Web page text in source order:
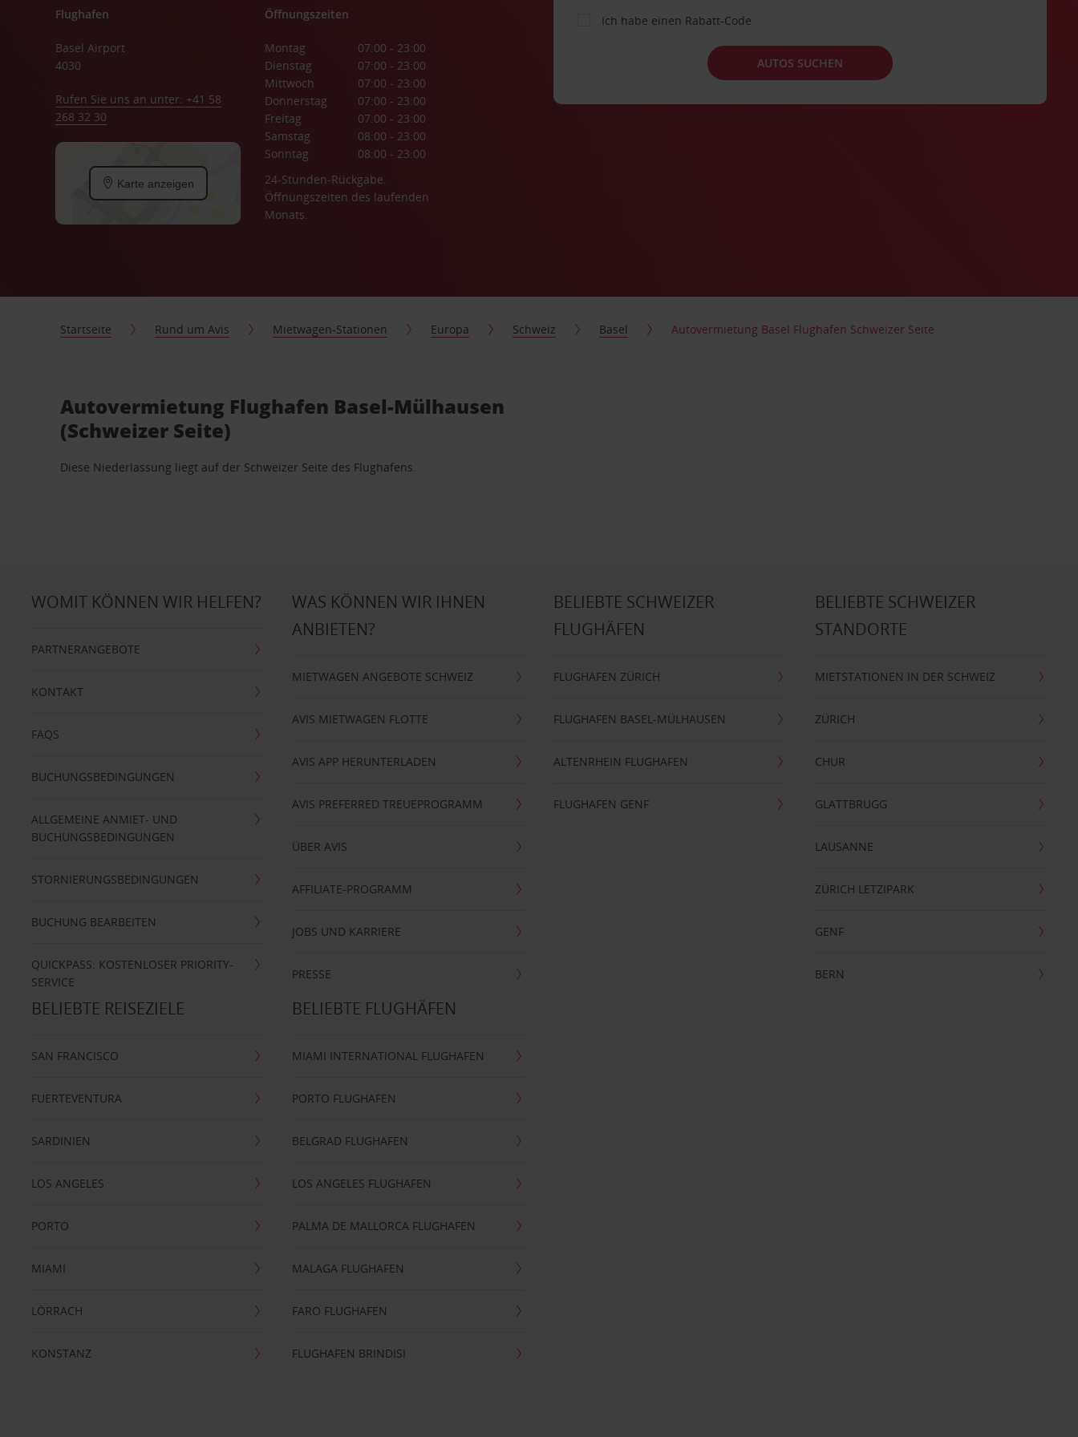
Flughafen
Basel Airport
4030
Rufen Sie uns an unter: +41 58
268 32 30
Karte anzeigen
Öffnungszeiten
Montag
07:00 - 23:00
Dienstag
07:00 - 23:00
Mittwoch
07:00 - 23:00
Donnerstag
07:00 - 23:00
Freitag
07:00 - 23:00
Samstag
08:00 - 23:00
Sonntag
08:00 - 23:00
24-Stunden-Rückgabe.
Öffnungszeiten des laufenden
Monats.
Ich habe einen Rabatt-Code
AUTOS SUCHEN
Startseite Rund um Avis Mietwagen-Stationen Europa Schweiz Basel Autovermietung Basel Flughafen Schweizer Seite
Autovermietung Flughafen Basel-Mülhausen
(Schweizer Seite)
Diese Niederlassung liegt auf der Schweizer Seite des Flughafens.
WOMIT KÖNNEN WIR HELFEN?
PARTNERANGEBOTE
KONTAKT
FAQS
BUCHUNGSBEDINGUNGEN
ALLGEMEINE ANMIET- UND
BUCHUNGSBEDINGUNGEN
STORNIERUNGSBEDINGUNGEN
BUCHUNG BEARBEITEN
QUICKPASS: KOSTENLOSER PRIORITY-
SERVICE
WAS KÖNNEN WIR IHNEN
ANBIETEN?
MIETWAGEN ANGEBOTE SCHWEIZ
AVIS MIETWAGEN FLOTTE
AVIS APP HERUNTERLADEN
AVIS PREFERRED TREUEPROGRAMM
ÜBER AVIS
AFFILIATE-PROGRAMM
JOBS UND KARRIERE
PRESSE
BELIEBTE SCHWEIZER
FLUGHÄFEN
FLUGHAFEN ZÜRICH
FLUGHAFEN BASEL-MÜLHAUSEN
ALTENRHEIN FLUGHAFEN
FLUGHAFEN GENF
BELIEBTE SCHWEIZER
STANDORTE
MIETSTATIONEN IN DER SCHWEIZ
ZÜRICH
CHUR
GLATTBRUGG
LAUSANNE
ZÜRICH LETZIPARK
GENF
BERN
BELIEBTE REISEZIELE
SAN FRANCISCO
FUERTEVENTURA
SARDINIEN
LOS ANGELES
PORTO
MIAMI
LÖRRACH
KONSTANZ
BELIEBTE FLUGHÄFEN
MIAMI INTERNATIONAL FLUGHAFEN
PORTO FLUGHAFEN
BELGRAD FLUGHAFEN
LOS ANGELES FLUGHAFEN
PALMA DE MALLORCA FLUGHAFEN
MALAGA FLUGHAFEN
FARO FLUGHAFEN
FLUGHAFEN BRINDISI